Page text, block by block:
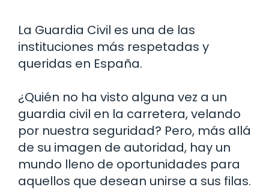
La Guardia Civil es una de las
instituciones más respetadas y
queridas en España.
¿Quién no ha visto alguna vez a un
guardia civil en la carretera, velando
por nuestra seguridad? Pero, más allá
de su imagen de autoridad, hay un
mundo lleno de oportunidades para
aquellos que desean unirse a sus filas.